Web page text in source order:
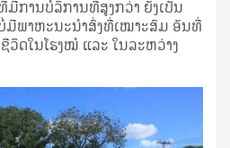
ການບໍລິການທີ່ສູງກວ່າ ຍັງເປັນ
ພາຫະນະນຳສົ່ງທີ່ເໝາະສົມ ອັນທີ່
ວິດໃນໂຮງໝໍ ແລະ ໃນລະຫວ່າງ